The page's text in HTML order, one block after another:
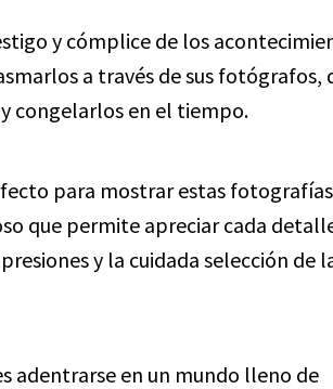
y cómplice de los
a través de sus fotógrafos,
congelarlos en el tiempo.
para mostrar estas
que permite apreciar cada
y la cuidada selección de
adentrarse en un mundo lleno de